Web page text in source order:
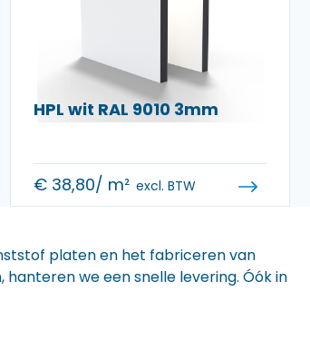
HPL wit RAL 9010 3mm
€ 38,80/ m² excl. BTW
platen en het fabriceren van
we een snelle levering. Óók in